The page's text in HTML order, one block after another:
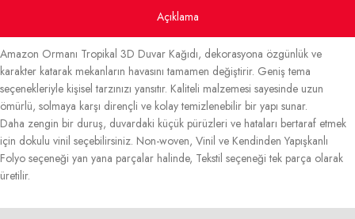
Açıklama
Amazon Ormanı Tropikal 3D Duvar Kağıdı, dekorasyona özgünlük ve
karakter katarak mekanların havasını tamamen değiştirir. Geniş tema
seçenekleriyle kişisel tarzınızı yansıtır. Kaliteli malzemesi sayesinde uzun
ömürlü, solmaya karşı dirençli ve kolay temizlenebilir bir yapı sunar.
Daha zengin bir duruş, duvardaki küçük pürüzleri ve hataları bertaraf etmek
için dokulu vinil seçebilirsiniz. Non-woven, Vinil ve Kendinden Yapışkanlı
Folyo seçeneği yan yana parçalar halinde, Tekstil seçeneği tek parça olarak
üretilir.